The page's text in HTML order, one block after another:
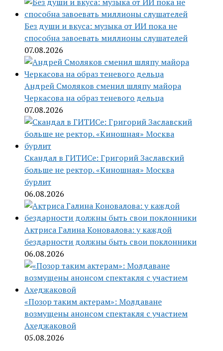
Без души и вкуса: музыка от ИИ пока не
способна завоевать миллионы слушателей
07.08.2026
Андрей Смоляков сменил шляпу майора
Черкасова на образ теневого дельца
07.08.2026
Скандал в ГИТИСе: Григорий Заславский
больше не ректор. «Киношная» Москва
бурлит
06.08.2026
Актриса Галина Коновалова: у каждой
бездарности должны быть свои поклонники
06.08.2026
«Позор таким актерам»: Молдаване
возмущены анонсом спектакля с участием
Ахеджаковой
05.08.2026